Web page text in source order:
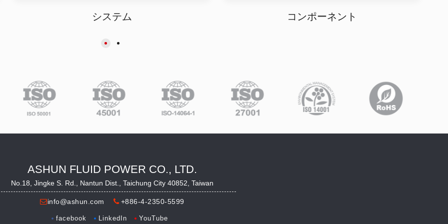
システム コンポーネント
ASHUN FLUID POWER CO., LTD.
No.18, Jingke S. Rd., Nantun Dist., Taichung City 40852, Taiwan
info@ashun.com +886-4-2350-5599
facebook LinkedIn YouTube